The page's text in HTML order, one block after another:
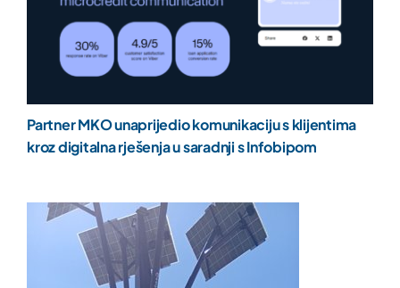
Partner MKO unaprijedio komunikaciju s klijentima
kroz digitalna rješenja u saradnji s Infobipom